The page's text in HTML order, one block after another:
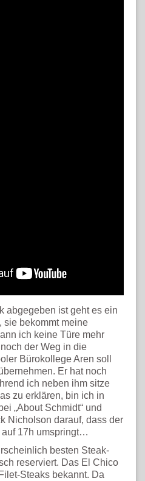
abgegeben ist geht es ein
sie bekommt meine
ich keine Türe mehr
der Weg in die
Bürokollege Aren soll
Er hat noch
ich neben ihm sitze
zu erklären, bin ich in
„About Schmidt“ und
Nicholson darauf, dass der
17h umspringt…
besten Steak-
reserviert. Das El Chico
Steaks bekannt. Da